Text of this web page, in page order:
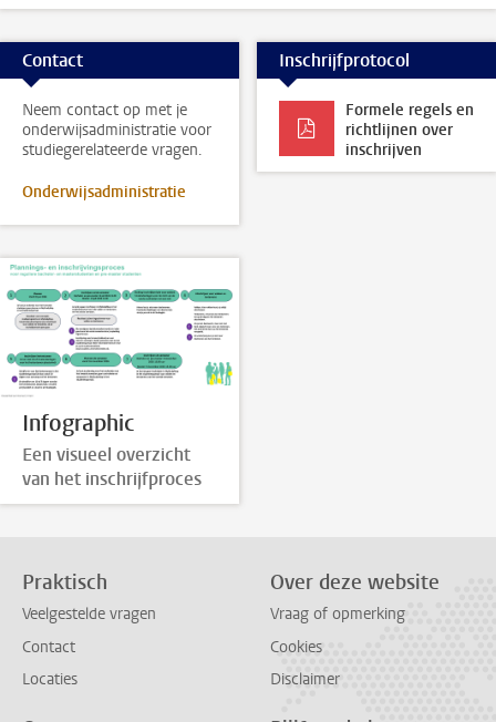
Contact
Neem contact op met je
onderwijsadministratie voor
studiegerelateerde vragen.
Onderwijsadministratie
Inschrijfprotocol
Formele regels en
richtlijnen over
inschrijven
Infographic
Een visueel overzicht
van het inschrijfproces
Praktisch
Veelgestelde vragen
Contact
Locaties
Over deze website
Vraag of opmerking
Cookies
Disclaimer